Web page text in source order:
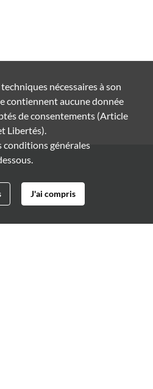
techniques nécessaires à son
contiennent aucune donnée
de consentements (Article
Libertés).
conditions générales
J'ai compris